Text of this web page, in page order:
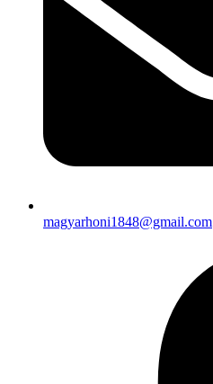
magyarhoni1848@gmail.com